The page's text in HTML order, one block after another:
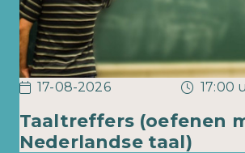
17-08-2026 17:00
Taaltreffers (oefenen
Nederlandse taal)